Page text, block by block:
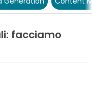
facciamo